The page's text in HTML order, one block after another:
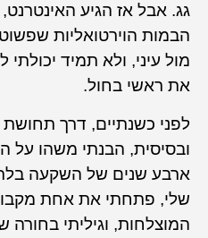
גג. אבל אז הגיע האינטרנט,
הבמות הוירטואליות שפשוט
מול עיני, ולא תמיד יכולתי
את ראשי בחול.
לפני כשנתיים, דרך תחושת
ובסיסית, הבנתי משהו על
ארבע שנים של השקעה בלתי
שלי, פתחתי את אחת
המוצלחות, וגיליתי בחורה